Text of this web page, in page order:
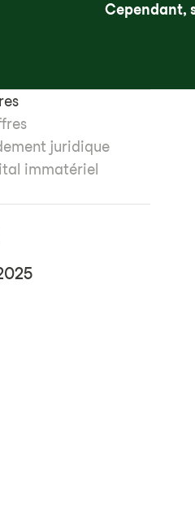
Cependant,
juridique
immatériel